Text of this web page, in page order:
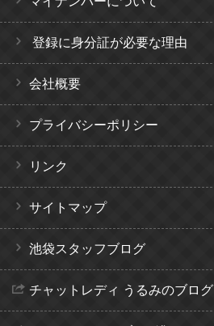
登録に身分証が必要な理由
会社概要
プライバシーポリシー
リンク
サイトマップ
池袋スタッフブログ
チャットレディ うるみのブログ